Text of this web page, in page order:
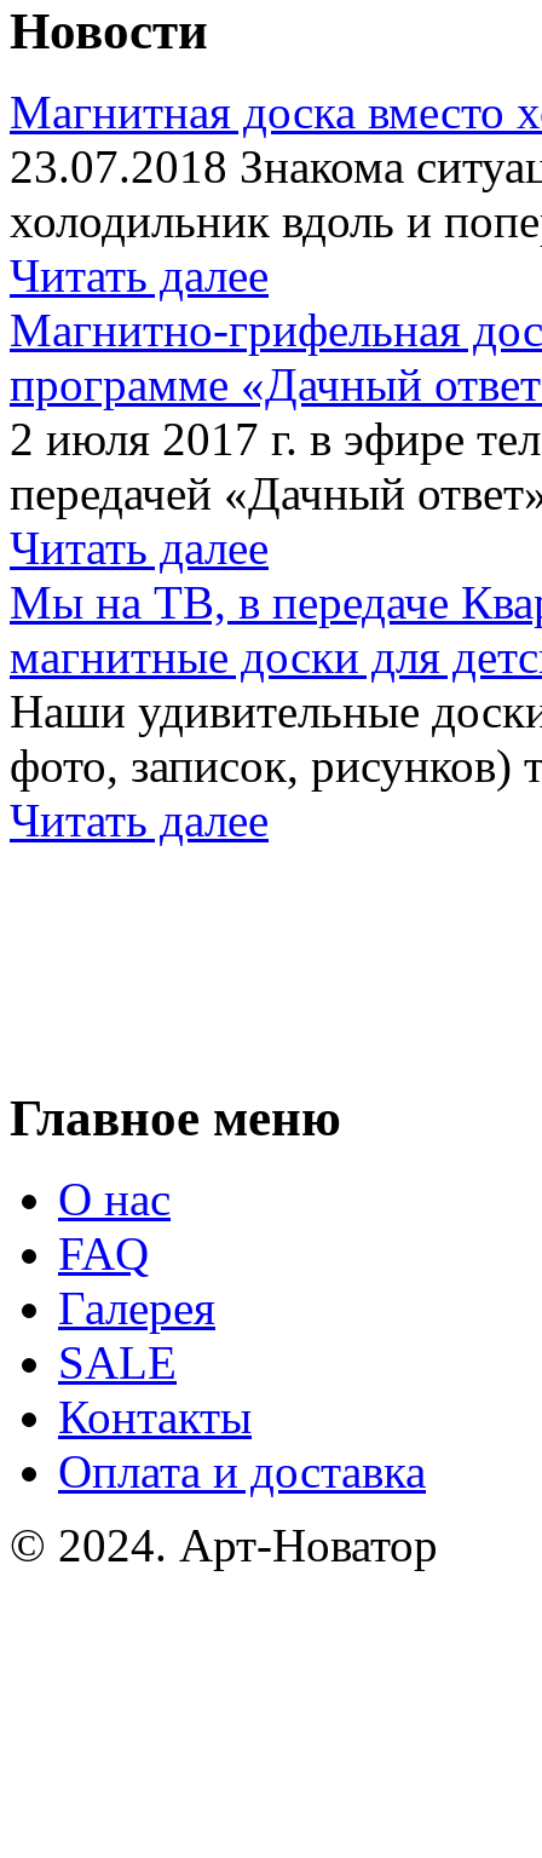
Новости
Магнитная доска вместо
23.07.2018 Знакома
холодильник вдоль и
Читать далее
Магнитно-грифельная
программе «Дачный
2 июля 2017 г. в эфире
передачей «Дачный
Читать далее
Мы на ТВ, в передаче
магнитные доски для
Наши удивительные
фото, записок,
Читать далее
Главное меню
О нас
FAQ
Галерея
SALE
Контакты
Оплата и доставка
© 2024. Арт-Новатор